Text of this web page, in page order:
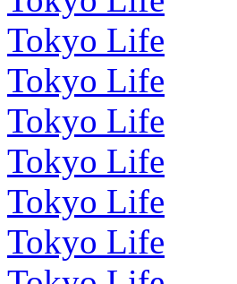
Tokyo Life
Tokyo Life
Tokyo Life
Tokyo Life
Tokyo Life
Tokyo Life